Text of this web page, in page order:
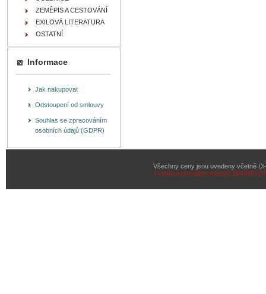
ZEMĚPIS A CESTOVÁNÍ
EXILOVÁ LITERATURA
OSTATNÍ
Informace
Jak nakupovat
Odstoupení od smlouvy
Souhlas se zpracováním
osobních údajů (GDPR)
Všechny ceny jsou uvedeny včetně
Tvorba a pronájem eshopů